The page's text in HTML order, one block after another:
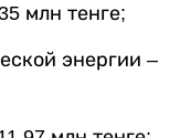
млн тенге;
энергии –